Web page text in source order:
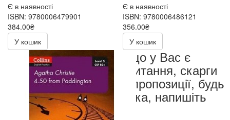
Є в наявності
ISBN: 9780006479901
384.00₴
У кошик
Є в наявності
ISBN: 9780006486121
356.00₴
У кошик
Якщо у Вас є
запитання, скарги
чи пропозиції, будь
ласка, напишіть